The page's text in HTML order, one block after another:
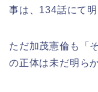
事は、134話にて
ただ加茂憲倫も「
の正体は未だ明ら